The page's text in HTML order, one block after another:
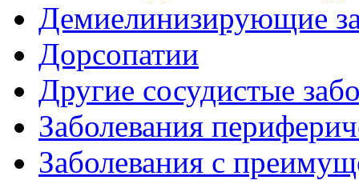
Демиелинизирующие
Дорсопатии
Другие сосудистые
Заболевания
Заболевания с